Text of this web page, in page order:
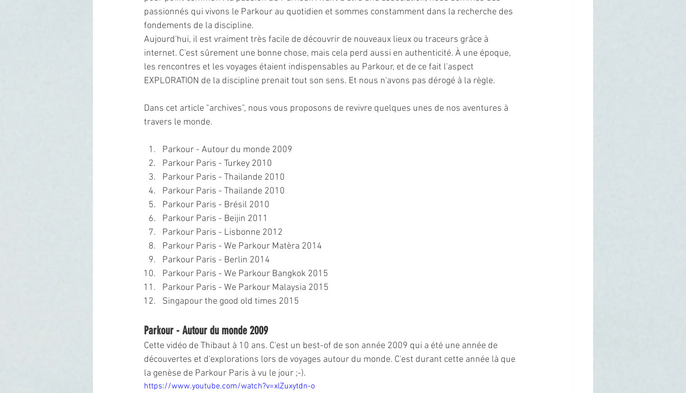
passionnés qui vivons le Parkour au quotidien et sommes constamment dans la recherche des
fondements de la discipline.
Aujourd'hui, il est vraiment très facile de découvrir de nouveaux lieux ou traceurs grâce à
internet. C'est sûrement une bonne chose, mais cela perd aussi en authenticité. À une époque,
les rencontres et les voyages étaient indispensables au Parkour, et de ce fait l'aspect
EXPLORATION de la discipline prenait tout son sens. Et nous n'avons pas dérogé à la règle.
Dans cet article "archives", nous vous proposons de revivre quelques unes de nos aventures à
travers le monde.
Parkour - Autour du monde 2009
Parkour Paris - Turkey 2010
Parkour Paris - Thailande 2010
Parkour Paris - Thailande 2010
Parkour Paris - Brésil 2010
Parkour Paris - Beijin 2011
Parkour Paris - Lisbonne 2012
Parkour Paris - We Parkour Matèra 2014
Parkour Paris - Berlin 2014
Parkour Paris - We Parkour Bangkok 2015
Parkour Paris - We Parkour Malaysia 2015
Singapour the good old times 2015
Parkour - Autour du monde 2009
Cette vidéo de Thibaut à 10 ans. C'est un best-of de son année 2009 qui a été une année de
découvertes et d'explorations lors de voyages autour du monde. C'est durant cette année là que
la genèse de Parkour Paris à vu le jour ;-).
https://www.youtube.com/watch?v=xlZuxytdn-o